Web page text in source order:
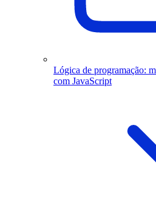
Lógica de programação:
com JavaScript